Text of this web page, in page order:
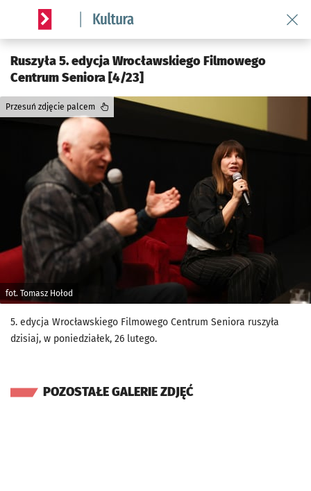
Serwis informacyjny wroclaw.pl podserwis: Kultura
Ruszyła 5. edycja Wrocławskiego Filmowego
Centrum Seniora [4/23]
fot. Tomasz Hołod
Przesuń zdjęcie palcem
5. edycja Wrocławskiego Filmowego Centrum Seniora ruszyła
dzisiaj, w poniedziałek, 26 lutego.
POZOSTAŁE GALERIE ZDJĘĆ